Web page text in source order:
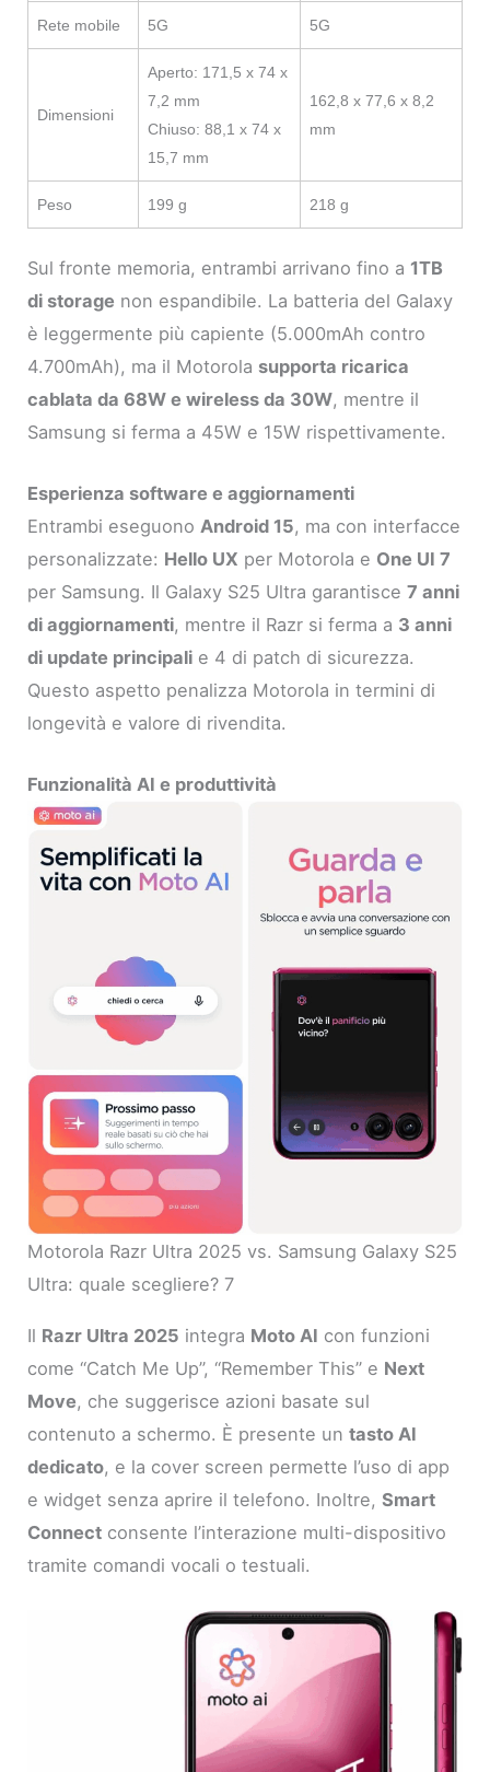
Rete mobile 5G 5G
Dimensioni
Aperto: 171,5 x 74 x
7,2 mm
Chiuso: 88,1 x 74 x
15,7 mm
162,8 x 77,6 x 8,2
mm
Peso 199 g 218 g
Sul fronte memoria, entrambi arrivano fino a 1TB
di storage non espandibile. La batteria del Galaxy
è leggermente più capiente (5.000mAh contro
4.700mAh), ma il Motorola supporta ricarica
cablata da 68W e wireless da 30W, mentre il
Samsung si ferma a 45W e 15W rispettivamente.
Esperienza software e aggiornamenti
Entrambi eseguono Android 15, ma con interfacce
personalizzate: Hello UX per Motorola e One UI 7
per Samsung. Il Galaxy S25 Ultra garantisce7 anni
di aggiornamenti, mentre il Razr si ferma a 3 anni
di update principali e 4 di patch di sicurezza.
Questo aspetto penalizza Motorola in termini di
longevità e valore di rivendita.
Funzionalità AI e produttività
Motorola Razr Ultra 2025 vs. Samsung Galaxy S25
Ultra: quale scegliere? 7
Il Razr Ultra 2025 integra Moto AI con funzioni
come “Catch Me Up”, “Remember This” e Next
Move, che suggerisce azioni basate sul
contenuto a schermo. È presente untasto AI
dedicato, e la cover screen permette l’uso di app
e widget senza aprire il telefono. Inoltre,Smart
Connect consente l’interazione multi-dispositivo
tramite comandi vocali o testuali.